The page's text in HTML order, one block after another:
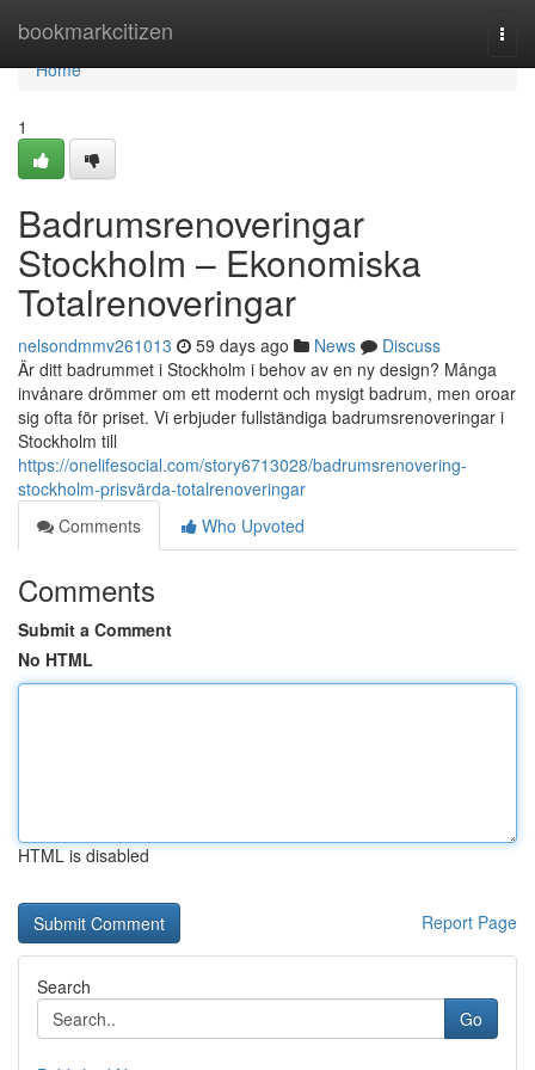
bookmarkcitizen
Home
Home
1
Badrumsrenoveringar
Stockholm – Ekonomiska
Totalrenoveringar
nelsondmmv261013 59 days ago News
Discuss
Är ditt badrummet i Stockholm i behov av en ny design? Många
invånare drömmer om ett modernt och mysigt badrum, men oroar
sig ofta för priset. Vi erbjuder fullständiga badrumsrenoveringar i
Stockholm till
https://onelifesocial.com/story6713028/badrumsrenovering-
stockholm-prisvärda-totalrenoveringar
Comments
Who Upvoted
Comments
Submit a Comment
No HTML
HTML is disabled
Report Page
Search
Go